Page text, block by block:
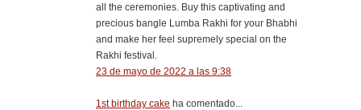
all the ceremonies. Buy this captivating and
precious bangle Lumba Rakhi for your Bhabhi
and make her feel supremely special on the
Rakhi festival.
23 de mayo de 2022 a las 9:38
1st birthday cake ha comentado...